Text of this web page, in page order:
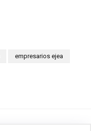
empresarios ejea